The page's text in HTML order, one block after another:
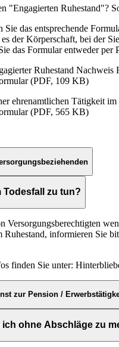
"Engagierten Ruhestand"?
Sie das entsprechende
der Körperschaft, bei der
das Formular entweder per
Ruhestand
(PDF, 109 KB)
ehrenamtlichen Tätigkeit
(PDF, 565 KB)
Todesfall zu tun?
Versorgungsberechtigten
Ruhestand, informieren Sie
finden Sie unter:
zur Pension /
ich ohne Abschläge zu